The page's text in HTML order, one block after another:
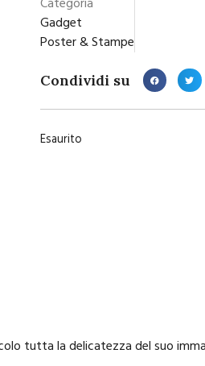
Gadget
Poster & Stampe
Condividi su
Esaurito
tutta la delicatezza del suo